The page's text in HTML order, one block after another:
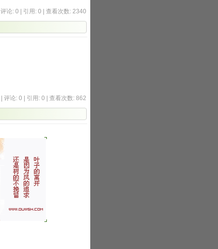
评论: 0 引用: 0 | 查看次数: 2340
评论: 0 引用: 0 | 查看次数: 862